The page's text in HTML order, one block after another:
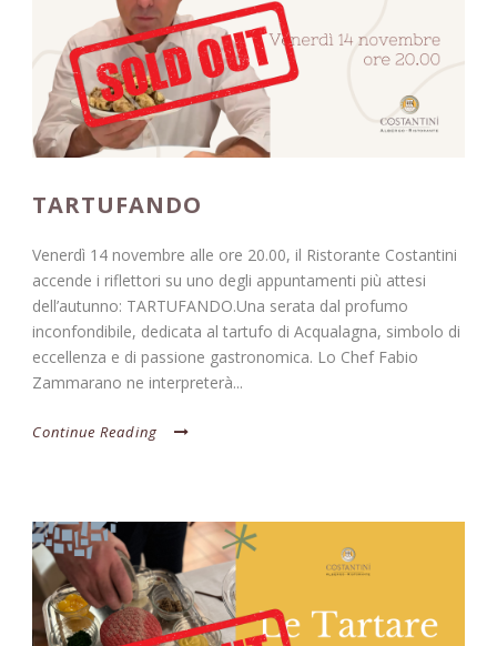
TARTUFANDO
Venerdì 14 novembre alle ore 20.00, il Ristorante Costantini
accende i riflettori su uno degli appuntamenti più attesi
dell’autunno: TARTUFANDO.Una serata dal profumo
inconfondibile, dedicata al tartufo di Acqualagna, simbolo di
eccellenza e di passione gastronomica. Lo Chef Fabio
Zammarano ne interpreterà...
Continue Reading